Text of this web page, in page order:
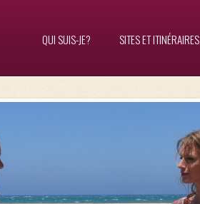
QUI SUIS-JE? SITES ET ITINÉRAIRES